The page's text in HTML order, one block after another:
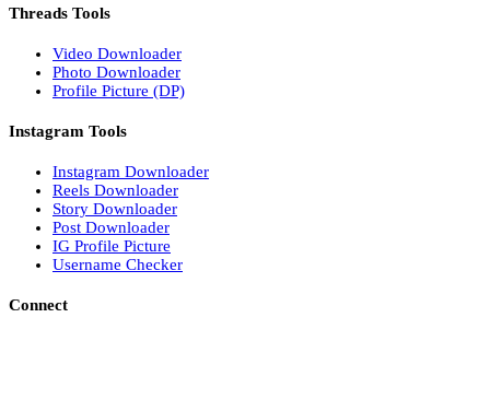
Threads Tools
Video Downloader
Photo Downloader
Profile Picture (DP)
Instagram Tools
Instagram Downloader
Reels Downloader
Story Downloader
Post Downloader
IG Profile Picture
Username Checker
Connect